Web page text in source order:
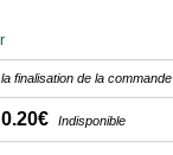
finalisation de la commande
0.20€ Indisponible